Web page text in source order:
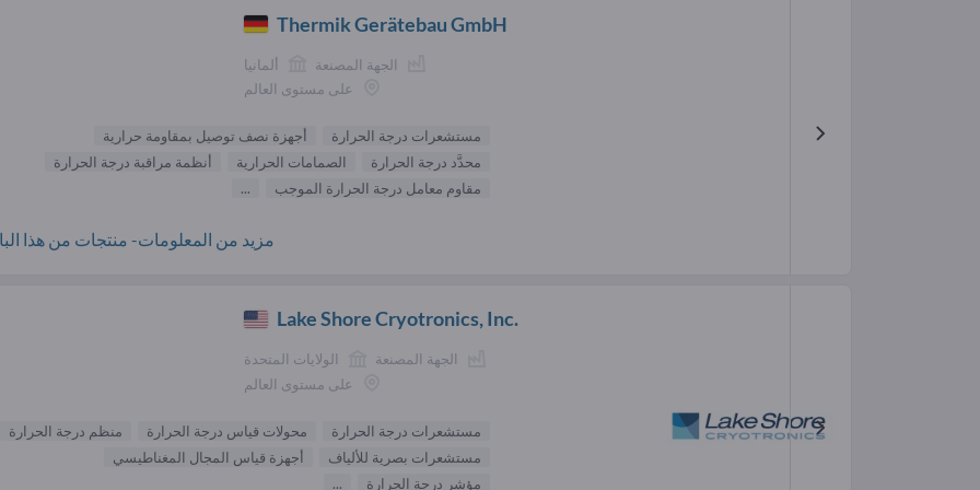
Thermik Gerätebau GmbH
الجهة المصنعة
ألمانيا
على مستوى العالم
مستشعرات درجة الحرارة
أجهزة نصف توصيل بمقاومة حرارية
محدَّد درجة الحرارة
الصمامات الحرارية
أنظمة مراقبة درجة الحرارة
مقاوم معامل درجة الحرارة الموجب
...
مزيد من المعلومات- منتجات من هذا
Lake Shore Cryotronics, Inc.
الجهة المصنعة
الولايات المتحدة
على مستوى العالم
مستشعرات درجة الحرارة محولات قياس درجة الحرارة
منظم درجة الحرارة
مستشعرات بصرية للألياف
أجهزة قياس المجال المغناطيسي
مؤشر درجة الحرارة
...